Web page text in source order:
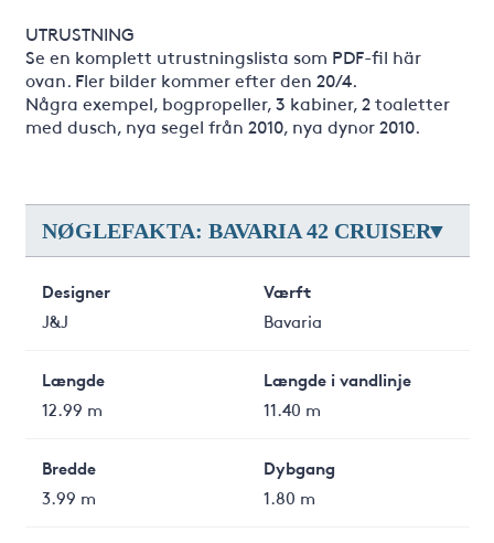
UTRUSTNING
Se en komplett utrustningslista som PDF-fil här
ovan. Fler bilder kommer efter den 20/4.
Några exempel, bogpropeller, 3 kabiner, 2 toaletter
med dusch, nya segel från 2010, nya dynor 2010.
NØGLEFAKTA: BAVARIA 42 CRUISER
Designer
J&J
Værft
Bavaria
Længde
12.99 m
Længde i vandlinje
11.40 m
Bredde
3.99 m
Dybgang
1.80 m